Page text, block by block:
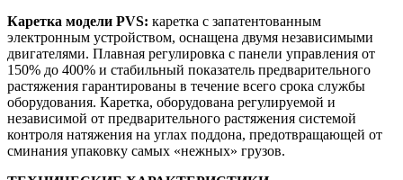
Каретка модели PVS: каретка с запатентованным
электронным устройством, оснащена двумя независимыми
двигателями. Плавная регулировка с панели управления от
150% до 400% и стабильный показатель предварительного
растяжения гарантированы в течение всего срока службы
оборудования. Каретка, оборудована регулируемой и
независимой от предварительного растяжения системой
контроля натяжения на углах поддона, предотвращающей от
сминания упаковку самых «нежных» грузов.